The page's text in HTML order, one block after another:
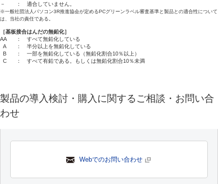
－ ： 適合していません。
※一般社団法人パソコン3R推進協会が定めるPCグリーンラベル審査基準と製品との適合性について
は、当社の責任である。
［基板接合はんだの無鉛化］
AA
： すべて無鉛化している
A
： 半分以上を無鉛化している
B
： 一部を無鉛化している（無鉛化割合10％以上）
C
： すべて有鉛である。もしくは無鉛化割合10％未満
製品の導入検討・購入に関するご相談・お問い合
わせ
Webでのお問い合わせ